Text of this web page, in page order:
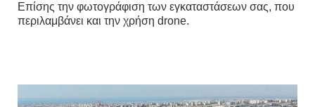
Επίσης την φωτογράφιση των εγκαταστάσεων σας, που
περιλαμβάνει και την χρήση drone.